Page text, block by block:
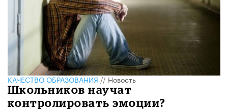
КАЧЕСТВО ОБРАЗОВАНИЯ//Новость
Школьников научат
контролировать эмоции?